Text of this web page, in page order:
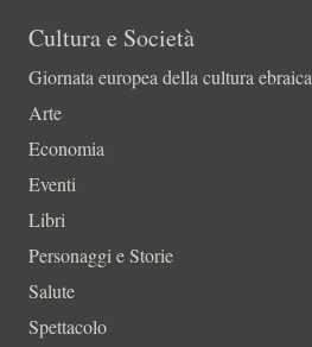
Cultura e Società
Giornata europea della cultura ebraica
Arte
Economia
Eventi
Libri
Personaggi e Storie
Salute
Spettacolo